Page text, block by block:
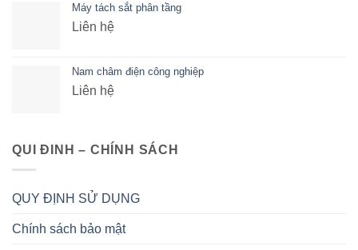
Máy tách sắt phân tầng
Liên hệ
Nam châm điện công nghiệp
Liên hệ
QUI ĐINH – CHÍNH SÁCH
QUY ĐỊNH SỬ DỤNG
Chính sách bảo mật